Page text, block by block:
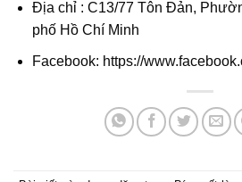
Địa chỉ : C13/77 Tôn Đản,
phố Hồ Chí Minh
Facebook: https://